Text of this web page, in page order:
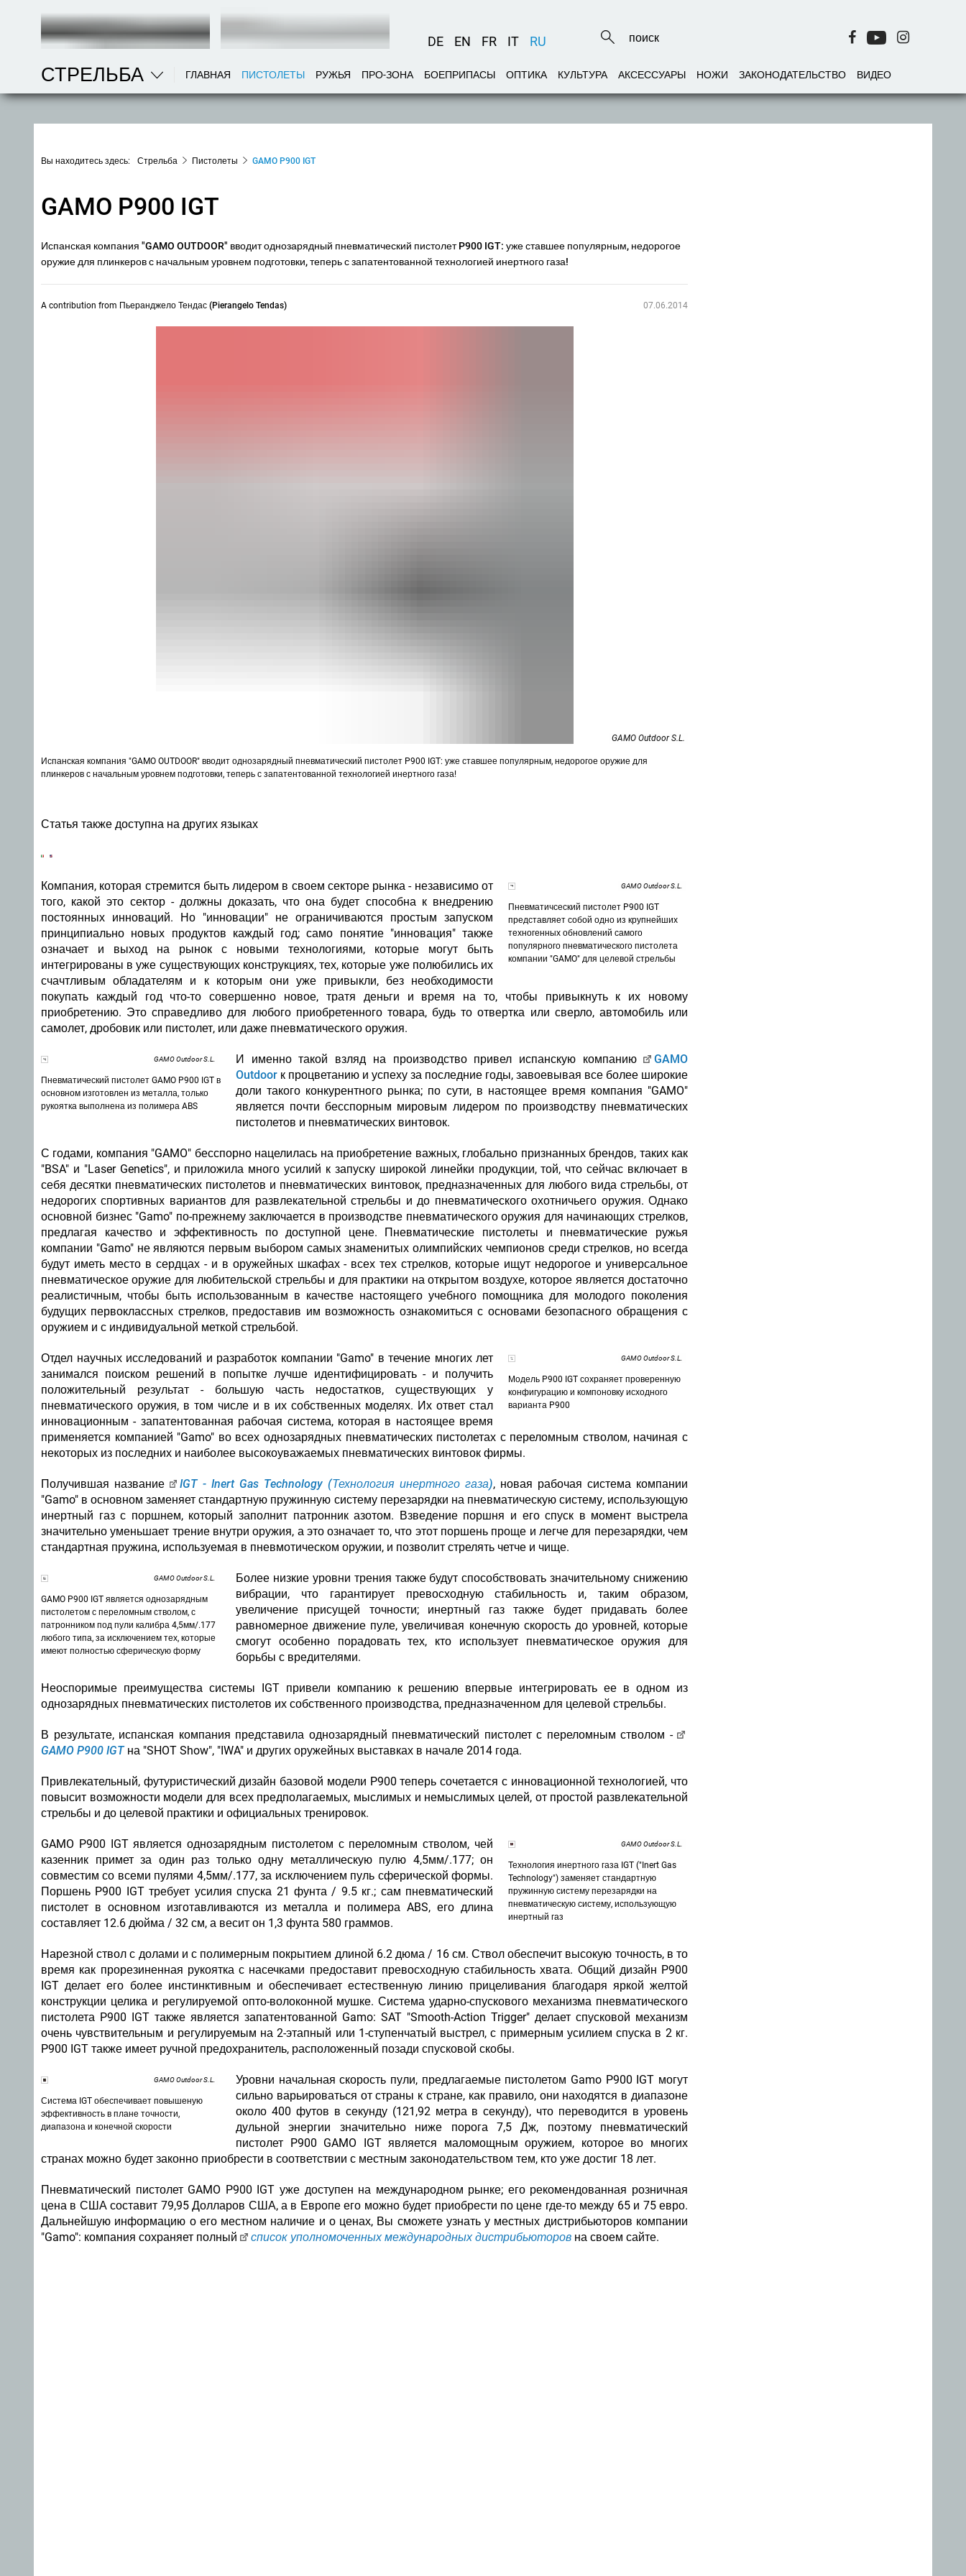
DE EN FR IT RU
СТРЕЛЬБА ГЛАВНАЯ ПИСТОЛЕТЫ РУЖЬЯ ПРО-ЗОНА БОЕПРИПАСЫ ОПТИКА КУЛЬТУРА АКСЕССУАРЫ НОЖИ ЗАКОНОДАТЕЛЬСТВО ВИДЕО
Вы находитесь здесь: Стрельба Пистолеты GAMO P900 IGT
GAMO P900 IGT
Испанская компания "GAMO OUTDOOR" вводит однозарядный пневматический пистолет P900 IGT: уже ставшее популярным, недорогое
оружие для плинкеров с начальным уровнем подготовки, теперь с запатентованной технологией инертного газа!
A contribution from Пьеранджело Тендас (Pierangelo Tendas) 07.06.2014
GAMO Outdoor S.L.
Испанская компания "GAMO OUTDOOR" вводит однозарядный пневматический пистолет P900 IGT: уже ставшее популярным, недорогое оружие для
плинкеров с начальным уровнем подготовки, теперь с запатентованной технологией инертного газа!
Статья также доступна на других языках
GAMO Outdoor S.L.
Пневматичсеский пистолет P900 IGT
представляет собой одно из крупнейших
техногенных обновлений самого
популярного пневматического пистолета
компании "GAMO" для целевой стрельбы
Компания, которая стремится быть лидером в своем секторе рынка - независимо от
того, какой это сектор - должны доказать, что она будет способна к внедрению
постоянных инноваций. Но "инновации" не ограничиваются простым запуском
принципиально новых продуктов каждый год; само понятие "инновация" также
означает и выход на рынок с новыми технологиями, которые могут быть
интегрированы в уже существующих конструкциях, тех, которые уже полюбились их
счачтливым обладателям и к которым они уже привыкли, без необходимости
покупать каждый год что-то совершенно новое, тратя деньги и время на то, чтобы привыкнуть к их новому
приобретению. Это справедливо для любого приобретенного товара, будь то отвертка или сверло, автомобиль или
самолет, дробовик или пистолет, или даже пневматического оружия.
GAMO Outdoor S.L.
Пневматический пистолет GAMO P900 IGT в
основном изготовлен из металла, только
рукоятка выполнена из полимера ABS
И именно такой взляд на производство привел испанскую компанию
GAMO
Outdoor к процветанию и успеху за последние годы, завоевывая все более широкие
доли такого конкурентного рынка; по сути, в настоящее время компания "GAMO"
является почти бесспорным мировым лидером по производству пневматических
пистолетов и пневматических винтовок.
С годами, компания "GAMO" бесспорно нацелилась на приобретение важных, глобально признанных брендов, таких как
"BSA" и "Laser Genetics", и приложила много усилий к запуску широкой линейки продукции, той, что сейчас включает в
себя десятки пневматических пистолетов и пневматических винтовок, предназначенных для любого вида стрельбы, от
недорогих спортивных вариантов для развлекательной стрельбы и до пневматического охотничьего оружия. Однако
основной бизнес "Gamo" по-прежнему заключается в производстве пневматического оружия для начинающих стрелков,
предлагая качество и эффективность по доступной цене. Пневматические пистолеты и пневматические ружья
компании "Gamo" не являются первым выбором самых знаменитых олимпийских чемпионов среди стрелков, но всегда
будут иметь место в сердцах - и в оружейных шкафах - всех тех стрелков, которые ищут недорогое и универсальное
пневматическое оружие для любительской стрельбы и для практики на открытом воздухе, которое является достаточно
реалистичным, чтобы быть использованным в качестве настоящего учебного помощника для молодого поколения
будущих первоклассных стрелков, предоставив им возможность ознакомиться с основами безопасного обращения с
оружием и с индивидуальной меткой стрельбой.
GAMO Outdoor S.L.
Модель P900 IGT сохраняет проверенную
конфигурацию и компоновку исходного
варианта P900
Отдел научных исследований и разработок компании "Gamo" в течение многих лет
занимался поиском решений в попытке лучше идентифицировать - и получить
положительный результат - большую часть недостатков, существующих у
пневматического оружия, в том числе и в их собственных моделях. Их ответ стал
инновационным - запатентованная рабочая система, которая в настоящее время
применяется компанией "Gamo" во всех однозарядных пневматических пистолетах с переломным стволом, начиная с
некоторых из последних и наиболее высокоуважаемых пневматических винтовок фирмы.
Получившая название IGT - Inert Gas Technology (Технология инертного газа), новая рабочая система компании
"Gamo" в основном заменяет стандартную пружинную систему перезарядки на пневматическую систему, использующую
инертный газ с поршнем, который заполнит патронник азотом. Взведение поршня и его спуск в момент выстрела
значительно уменьшает трение внутри оружия, а это означает то, что этот поршень проще и легче для перезарядки, чем
стандартная пружина, используемая в пневмотическом оружии, и позволит стрелять четче и чище.
GAMO Outdoor S.L.
GAMO P900 IGT является однозарядным
пистолетом с переломным стволом, с
патронником под пули калибра 4,5мм/.177
любого типа, за исключением тех, которые
имеют полностью сферическую форму
Более низкие уровни трения также будут способствовать значительному снижению
вибрации, что гарантирует превосходную стабильность и, таким образом,
увеличение присущей точности; инертный газ также будет придавать более
равномерное движение пуле, увеличивая конечную скорость до уровней, которые
смогут особенно порадовать тех, кто использует пневматическое оружия для
борьбы с вредителями.
Неоспоримые преимущества системы IGT привели компанию к решению впервые интегрировать ее в одном из
однозарядных пневматических пистолетов их собственного производства, предназначенном для целевой стрельбы.
В результате, испанская компания представила однозарядный пневматический пистолет с переломным стволом -
GAMO P900 IGTна "SHOT Show", "IWA" и других оружейных выставках в начале 2014 года.
Привлекательный, футуристический дизайн базовой модели P900 теперь сочетается с инновационной технологией, что
повысит возможности модели для всех предполагаемых, мыслимых и немыслимых целей, от простой развлекательной
стрельбы и до целевой практики и официальных тренировок.
GAMO Outdoor S.L.
Технология инертного газа IGT ("Inert Gas
Technology") заменяет стандартную
пружинную систему перезарядки на
пневматическую систему, использующую
инертный газ
GAMO P900 IGT является однозарядным пистолетом с переломным стволом, чей
казенник примет за один раз только одну металлическую пулю 4,5мм/.177; он
совместим со всеми пулями 4,5мм/.177, за исключением пуль сферической формы.
Поршень P900 IGT требует усилия спуска 21 фунта / 9.5 кг.; сам пневматический
пистолет в основном изготавливаются из металла и полимера ABS, его длина
составляет 12.6 дюйма / 32 см, а весит он 1,3 фунта 580 граммов.
Нарезной ствол с долами и с полимерным покрытием длиной 6.2 дюма / 16 см. Ствол обеспечит высокую точность, в то
время как прорезиненная рукоятка с насечками предоставит превосходную стабильность хвата. Общий дизайн P900
IGT делает его более инстинктивным и обеспечивает естественную линию прицеливания благодаря яркой желтой
конструкции целика и регулируемой опто-волоконной мушке. Система ударно-спускового механизма пневматического
пистолета P900 IGT также является запатентованной Gamo: SAT "Smooth-Action Trigger" делает спусковой механизм
очень чувствительным и регулируемым на 2-этапный или 1-ступенчатый выстрел, с примерным усилием спуска в 2 кг.
P900 IGT также имеет ручной предохранитель, расположенный позади спусковой скобы.
GAMO Outdoor S.L.
Система IGT обеспечивает повышеную
эффективность в плане точности,
диапазона и конечной скорости
Уровни начальная скорость пули, предлагаемые пистолетом Gamo P900 IGT могут
сильно варьироваться от страны к стране, как правило, они находятся в диапазоне
около 400 футов в секунду (121,92 метра в секунду), что переводится в уровень
дульной энергии значительно ниже порога 7,5 Дж, поэтому пневматический
пистолет P900 GAMO IGT является маломощным оружием, которое во многих
странах можно будет законно приобрести в соответствии с местным законодательством тем, кто уже достиг 18 лет.
Пневматический пистолет GAMO P900 IGT уже доступен на международном рынке; его рекомендованная розничная
цена в США составит 79,95 Долларов США, а в Европе его можно будет приобрести по цене где-то между 65 и 75 евро.
Дальнейшую информацию о его местном наличие и о ценах, Вы сможете узнать у местных дистрибьюторов компании
"Gamo": компания сохраняет полный
список уполномоченных международных дистрибьюторовна своем сайте.